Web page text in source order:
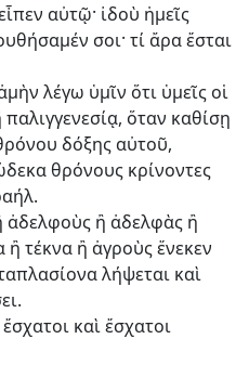
αὐτῷ· ἰδοὺ ἡμεῖς
σοι· τί ἄρα ἔσται
λέγω ὑμῖν ὅτι ὑμεῖς οἱ
ὅταν καθίσῃ
δόξης αὐτοῦ,
θρόνους κρίνοντες
ἀδελφοὺς ἢ ἀδελφὰς ἢ
τέκνα ἢ ἀγροὺς ἕνεκεν
λήψεται καὶ
καὶ ἔσχατοι